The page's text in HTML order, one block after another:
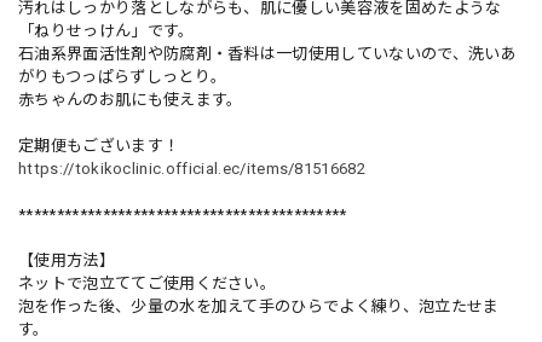
汚れはしっかり落としながらも、肌に優しい美容液を固めたような
「ねりせっけん」です。
石油系界面活性剤や防腐剤・香料は一切使用していないので、洗いあ
がりもつっぱらずしっとり。
赤ちゃんのお肌にも使えます。
定期便もございます！
https://tokikoclinic.official.ec/items/81516682
*******************************************
【使用方法】
ネットで泡立ててご使用ください。
泡を作った後、少量の水を加えて手のひらでよく練り、泡立たせま
す。